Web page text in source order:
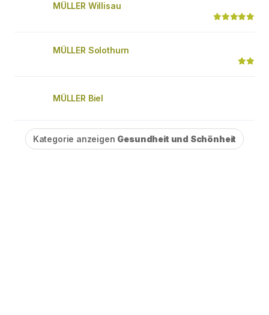
MÜLLER Willisau
MÜLLER Solothurn
MÜLLER Biel
Kategorie anzeigen Gesundheit und Schönheit